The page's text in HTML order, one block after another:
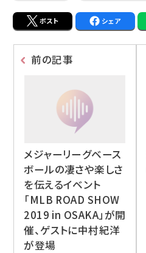
ポスト シェア
前の記事
メジャーリーグベース
ボールの凄さや楽しさ
を伝えるイベント
「MLB ROAD SHOW
2019 in OSAKA」が開
催、ゲストに中村紀洋
が登場